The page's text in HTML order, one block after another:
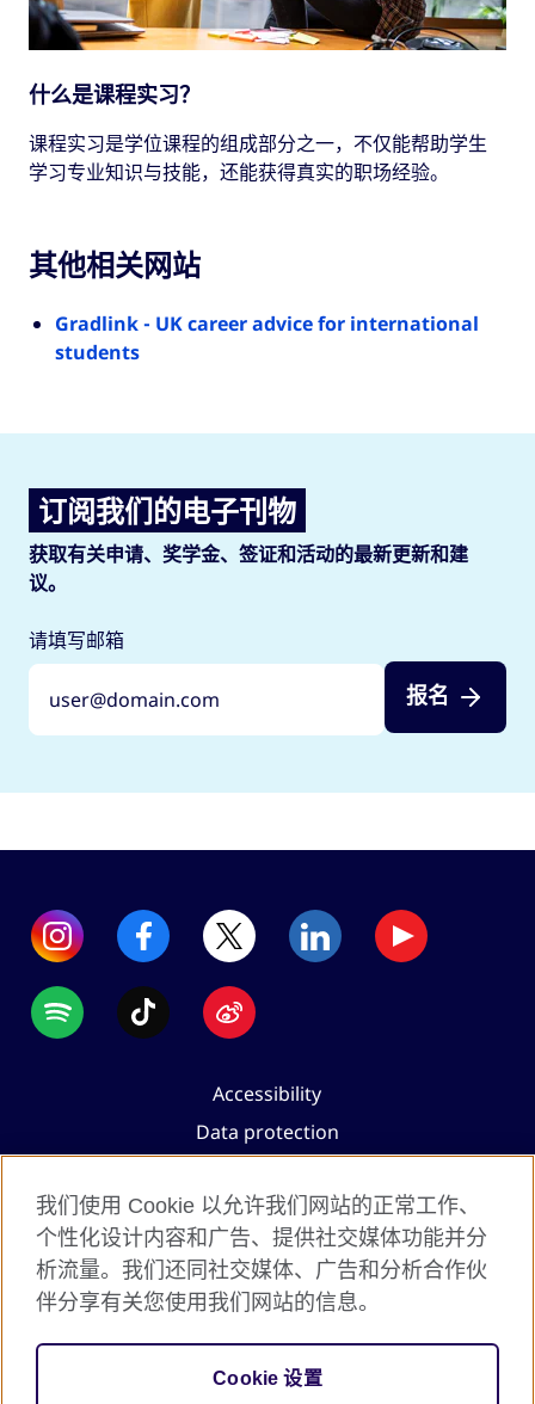
什么是课程实习？
课程实习是学位课程的组成部分之一，不仅能帮助学生
学习专业知识与技能，还能获得真实的职场经验。
其他相关网站
Gradlink - UK career advice for international
students
订阅我们的电子刊物
获取有关申请、奖学金、签证和活动的最新更新和建
议。
请填写邮箱
报名
Accessibility
Data protection
Cookies
Sitemap
The United Kingdom's international organisation for
cultural relations and educational opportunities.
我们使用 Cookie 以允许我们网站的正常工作、
个性化设计内容和广告、提供社交媒体功能并分
析流量。我们还同社交媒体、广告和分析合作伙
伴分享有关您使用我们网站的信息。
Cookie 设置